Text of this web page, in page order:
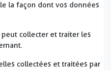
la façon dont vos données
collecter et traiter les
collectées et traitées par